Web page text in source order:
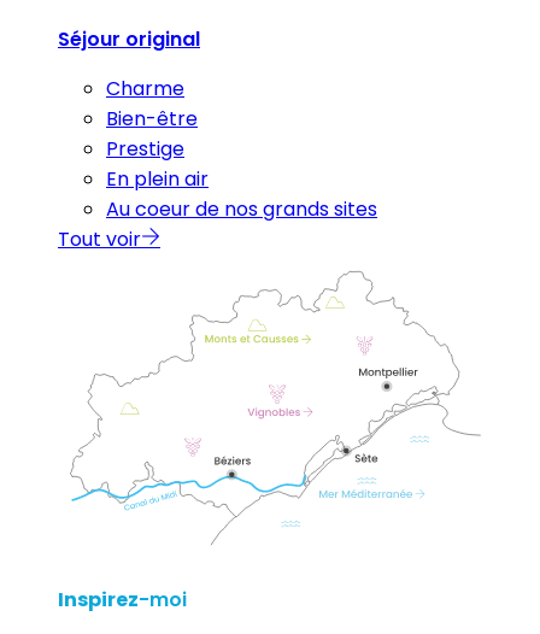
Séjour original
Charme
Bien-être
Prestige
En plein air
Au coeur de nos grands sites
Tout voir
Inspirez-moi